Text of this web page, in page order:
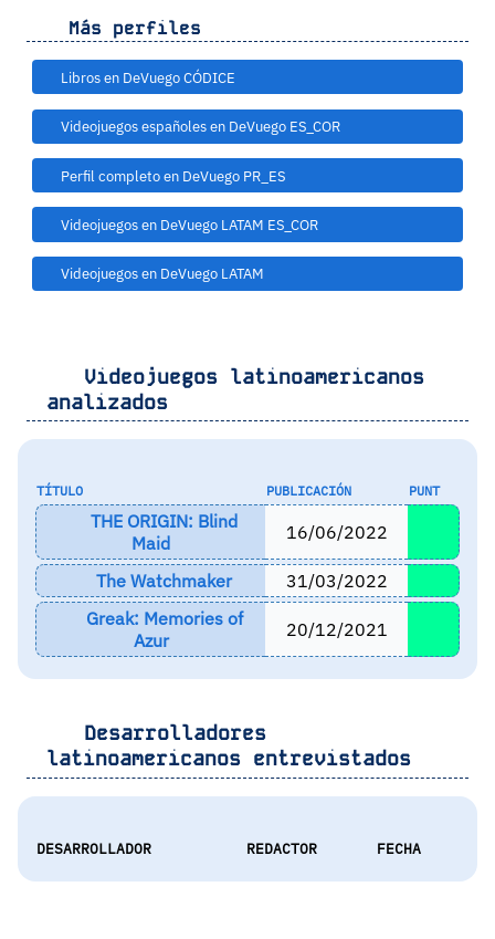
Más perfiles
Libros en DeVuego CÓDICE
Videojuegos españoles en DeVuego ES_COR
Perfil completo en DeVuego PR_ES
Videojuegos en DeVuego LATAM ES_COR
Videojuegos en DeVuego LATAM
Videojuegos latinoamericanos
analizados
TÍTULO PUBLICACIÓN PUNT
THE ORIGIN: Blind
Maid
16/06/2022
The Watchmaker
31/03/2022
Greak: Memories of
Azur
20/12/2021
Desarrolladores
latinoamericanos entrevistados
DESARROLLADOR REDACTOR FECHA